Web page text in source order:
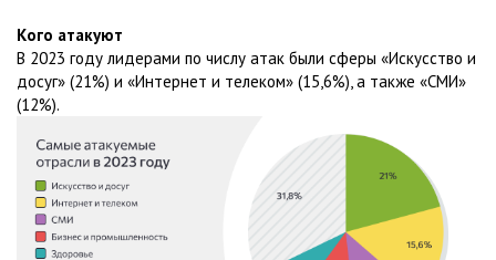
Кого атакуют
В 2023 году лидерами по числу атак были сферы «Искусство и
досуг» (21%) и «Интернет и телеком» (15,6%), а также «СМИ»
(12%).